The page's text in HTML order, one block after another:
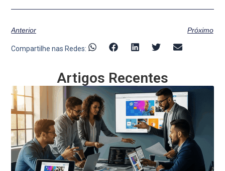
Anterior Próximo
Compartilhe nas Redes:
Artigos Recentes